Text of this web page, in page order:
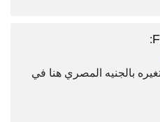
:
بالجنيه المصري هنا في